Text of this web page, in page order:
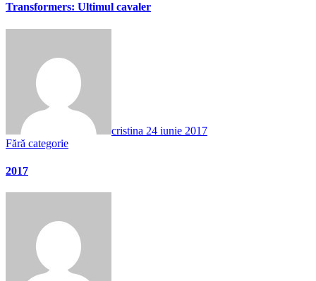
Transformers: Ultimul cavaler
cristina 24 iunie 2017
Fără categorie
2017